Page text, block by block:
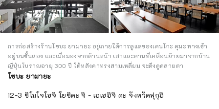
การก่อสร้างร้านโซบะ ยามายะ อยู่ภายใต้การดูแลของเคนโกะ คุมะ ทางเข้า
อยู่บนชั้นสอง และเมื่อมองจากด้านหน้า เสาและคานที่เคลื่อนย้ายมาจากบ้าน
ญี่ปุ่นโบราณอายุ 300 ปี ใต้หลังคาทรงสามเหลี่ยม จะดึงดูดสายตา
โซบะ ยามายะ
12-3 ชิโมโจโฮจิ โยชิดะ จิ - เอเฮอิจิ ดะ จังหวัดฟุกุอิ